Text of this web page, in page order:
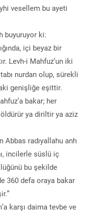
vesellem bu ayeti
buyuruyor ki:
içi beyaz bir
Levh-i Mahfuz’un iki
nurdan olup, sürekli
genişliğe eşittir.
bakar; her
ya diriltir ya aziz
Abbas radıyallahu anh
incilerle süslü iç
bu şekilde
360 defa oraya bakar
karşı daima tevbe ve